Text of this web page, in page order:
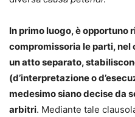
In primo luogo, è opportuno
compromissoria le parti, nel
un atto separato,
(d’interpretazione o
medesimo siano decise da
arbitri. Mediante tale